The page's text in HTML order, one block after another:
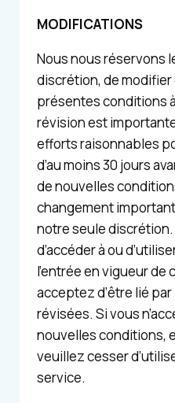
MODIFICATIONS
Nous nous réservons
discrétion, de
présentes conditions
révision est
efforts raisonnables
d’au moins 30 jours
de nouvelles
changement
notre seule
d’accéder à ou
l’entrée en vigueur de
acceptez d’être lié
révisées. Si vous
nouvelles conditions,
veuillez cesser
service.